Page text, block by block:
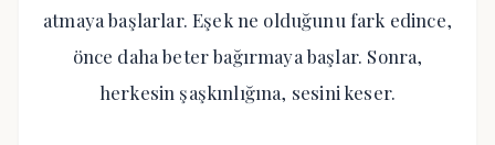
atmaya başlarlar. Eşek ne olduğunu fark edince,
önce daha beter bağırmaya başlar. Sonra,
herkesin şaşkınlığına, sesini keser.